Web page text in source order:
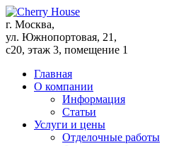
г. Москва,
ул. Южнопортовая, 21,
с20, этаж 3, помещение 1
Главная
О компании
Информация
Статьи
Услуги и цены
Отделочные работы